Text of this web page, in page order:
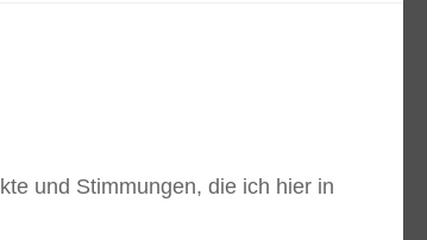
und Stimmungen, die ich hier in